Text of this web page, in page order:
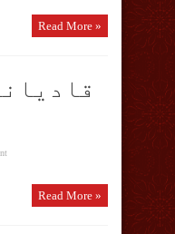
Read More »
Read More »